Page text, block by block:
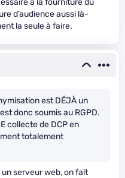
d’audience aussi là-
la seule à faire.
est DÉJÀ un
donc soumis au RGPD.
collecte de DCP en
totalement
serveur web, on fait